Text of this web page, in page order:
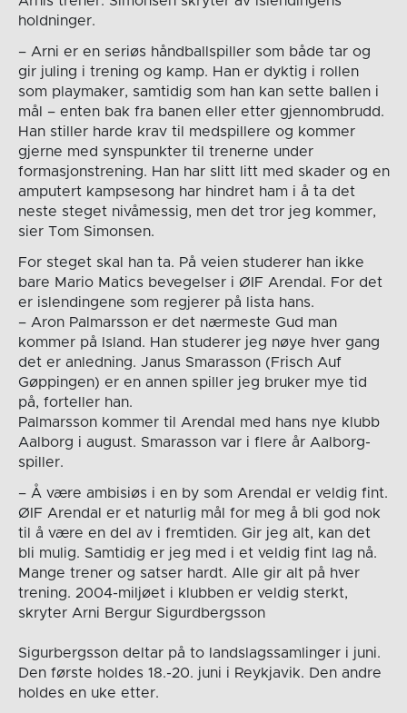
holdninger.
– Arni er en seriøs håndballspiller som både tar og
gir juling i trening og kamp. Han er dyktig i rollen
som playmaker, samtidig som han kan sette ballen i
mål – enten bak fra banen eller etter gjennombrudd.
Han stiller harde krav til medspillere og kommer
gjerne med synspunkter til trenerne under
formasjonstrening. Han har slitt litt med skader og en
amputert kampsesong har hindret ham i å ta det
neste steget nivåmessig, men det tror jeg kommer,
sier Tom Simonsen.
For steget skal han ta. På veien studerer han ikke
bare Mario Matics bevegelser i ØIF Arendal. For det
er islendingene som regjerer på lista hans.
– Aron Palmarsson er det nærmeste Gud man
kommer på Island. Han studerer jeg nøye hver gang
det er anledning. Janus Smarasson (Frisch Auf
Gøppingen) er en annen spiller jeg bruker mye tid
på, forteller han.
Palmarsson kommer til Arendal med hans nye klubb
Aalborg i august. Smarasson var i flere år Aalborg-
spiller.
– Å være ambisiøs i en by som Arendal er veldig fint.
ØIF Arendal er et naturlig mål for meg å bli god nok
til å være en del av i fremtiden. Gir jeg alt, kan det
bli mulig. Samtidig er jeg med i et veldig fint lag nå.
Mange trener og satser hardt. Alle gir alt på hver
trening. 2004-miljøet i klubben er veldig sterkt,
skryter Arni Bergur Sigurdbergsson
Sigurbergsson deltar på to landslagssamlinger i juni.
Den første holdes 18.-20. juni i Reykjavik. Den andre
holdes en uke etter.